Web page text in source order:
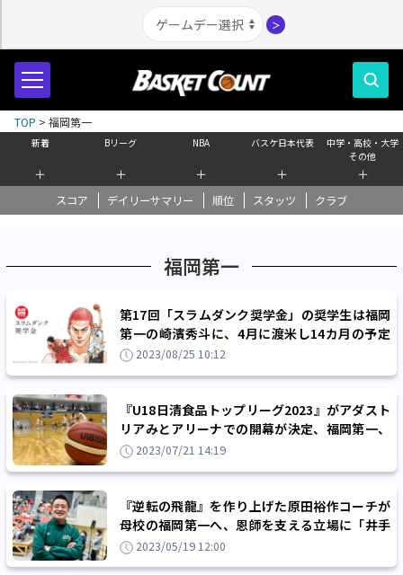
＞
新着
＋
Bリーグ
＋
NBA
＋
バスケ日本代表
＋
中学・高校・大学
その他
＋
スコア デイリーサマリー 順位 スタッツ クラブ
TOP > 福岡第一
福岡第一
第17回「スラムダンク奨学金」の奨学生は福岡
第一の崎濱秀斗に、4月に渡米し14カ月の予定
でセントトーマスモアスクールへ
2023/08/25 10:12
『U18日清食品トップリーグ2023』がアダスト
リアみとアリーナでの開幕が決定、福岡第一、
桜花学園らが出場
2023/07/21 14:19
『逆転の飛龍』を作り上げた原田裕作コーチが
母校の福岡第一へ、恩師を支える立場に「井手
口先生の思いをしっかり伝えたい」
2023/05/19 12:00